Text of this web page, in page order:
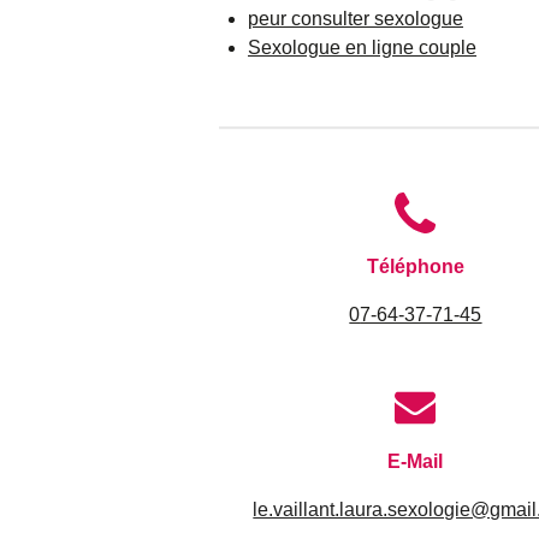
peur consulter sexologue
Sexologue en ligne couple
Téléphone
07-64-37-71-45
E-Mail